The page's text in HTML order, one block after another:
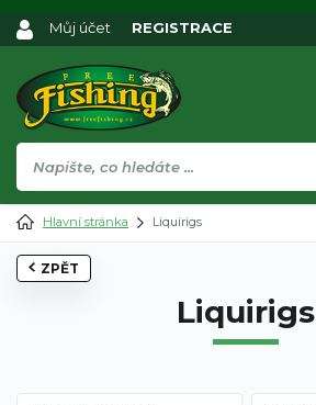
Můj účet REGISTRACE
Hlavní stránka Liquirigs
ZPĚT
Liquirigs